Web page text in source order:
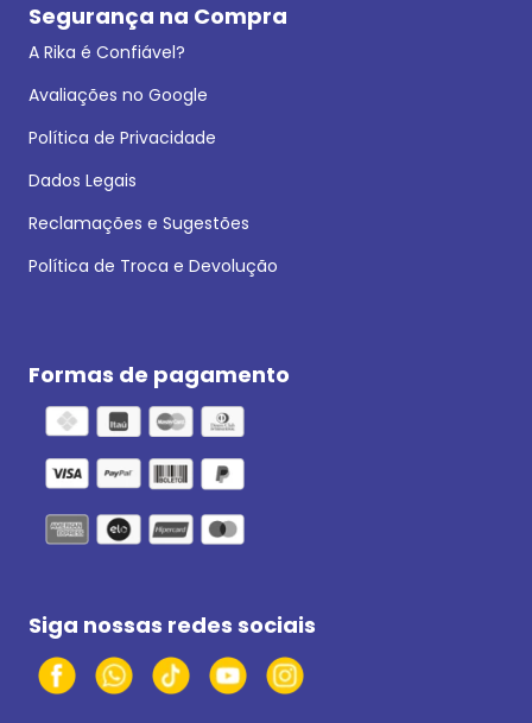
Segurança na Compra
A Rika é Confiável?
Avaliações no Google
Política de Privacidade
Dados Legais
Reclamações e Sugestões
Política de Troca e Devolução
Formas de pagamento
Siga nossas redes sociais